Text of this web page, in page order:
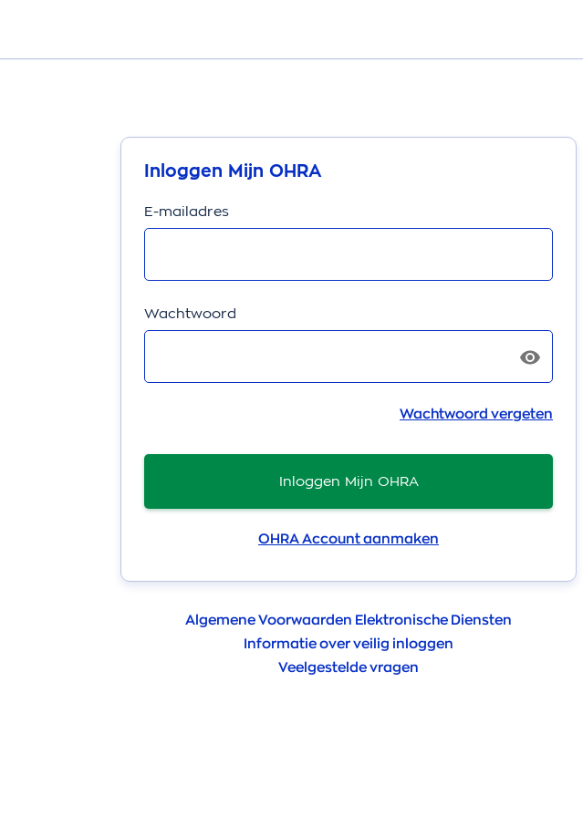
Inloggen Mijn OHRA
E-mailadres
Wachtwoord
Wachtwoord vergeten
Inloggen Mijn OHRA
OHRA Account aanmaken
Algemene Voorwaarden Elektronische Diensten
Informatie over veilig inloggen
Veelgestelde vragen